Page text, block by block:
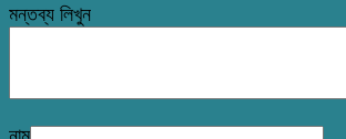
মন্তব্য লিখুন